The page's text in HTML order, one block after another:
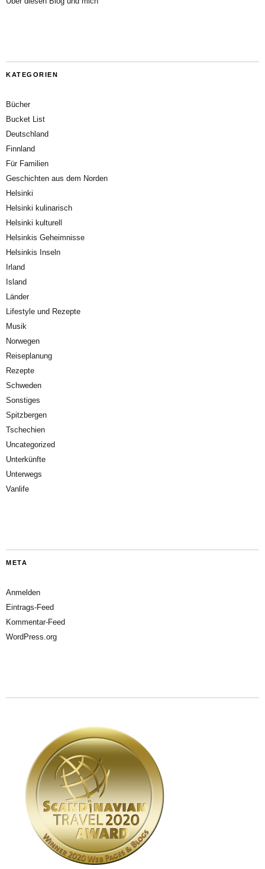
KATEGORIEN
Bücher
Bucket List
Deutschland
Finnland
Für Familien
Geschichten aus dem Norden
Helsinki
Helsinki kulinarisch
Helsinki kulturell
Helsinkis Geheimnisse
Helsinkis Inseln
Irland
Island
Länder
Lifestyle und Rezepte
Musik
Norwegen
Reiseplanung
Rezepte
Schweden
Sonstiges
Spitzbergen
Tschechien
Uncategorized
Unterkünfte
Unterwegs
Vanlife
META
Anmelden
Eintrags-Feed
Kommentar-Feed
WordPress.org